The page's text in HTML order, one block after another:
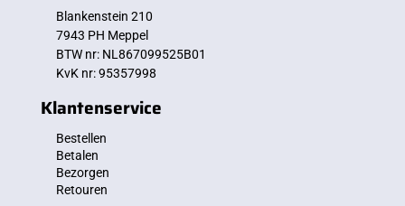
Blankenstein 210
7943 PH Meppel
BTW nr: NL867099525B01
KvK nr: 95357998
Klantenservice
Bestellen
Betalen
Bezorgen
Retouren